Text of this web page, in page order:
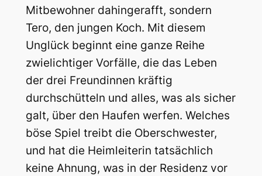
Mitbewohner dahingerafft, sondern
Tero, den jungen Koch. Mit diesem
Unglück beginnt eine ganze Reihe
zwielichtiger Vorfälle, die das Leben
der drei Freundinnen kräftig
durchschütteln und alles, was als sicher
galt, über den Haufen werfen. Welches
böse Spiel treibt die Oberschwester,
und hat die Heimleiterin tatsächlich
keine Ahnung, was in der Residenz vor